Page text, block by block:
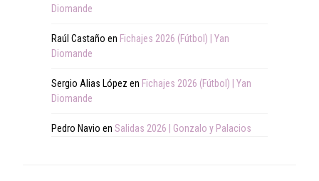
Diomande
Raúl Castaño en Fichajes 2026 (Fútbol) | Yan
Diomande
Sergio Alias López en Fichajes 2026 (Fútbol) | Yan
Diomande
Pedro Navio en Salidas 2026 | Gonzalo y Palacios